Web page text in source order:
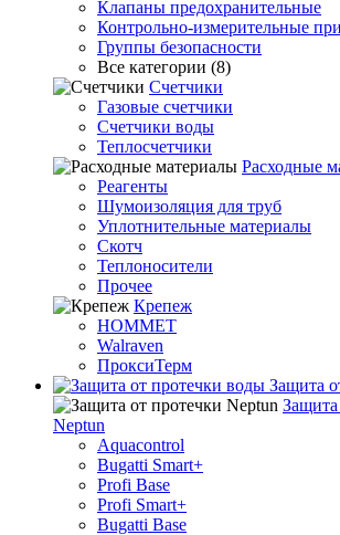
Клапаны предохранительные
Контрольно-измерительные
Группы безопасности
Все категории (8)
Счетчики
Газовые счетчики
Счетчики воды
Теплосчетчики
Расходные
Реагенты
Шумоизоляция для труб
Уплотнительные материалы
Скотч
Теплоносители
Прочее
Крепеж
HOMMET
Walraven
ПроксиТерм
Защита
Защита
Neptun
Aquacontrol
Bugatti Smart+
Profi Base
Profi Smart+
Bugatti Base